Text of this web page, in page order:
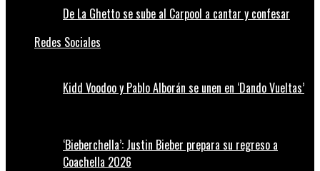
De La Ghetto se sube al Carpool a cantar y confesar
Redes Sociales
Kidd Voodoo y Pablo Alborán se unen en ‘Dando Vueltas’
‘Bieberchella’: Justin Bieber prepara su regreso a
Coachella 2026